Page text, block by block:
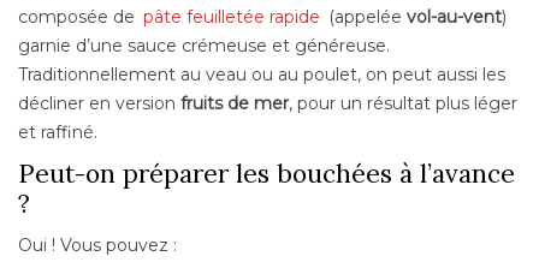
composée de pâte feuilletée rapide (appelée vol-au-vent)
garnie d’une sauce crémeuse et généreuse.
Traditionnellement au veau ou au poulet, on peut aussi les
décliner en version fruits de mer, pour un résultat plus léger
et raffiné.
Peut-on préparer les bouchées à l’avance
?
Oui ! Vous pouvez :